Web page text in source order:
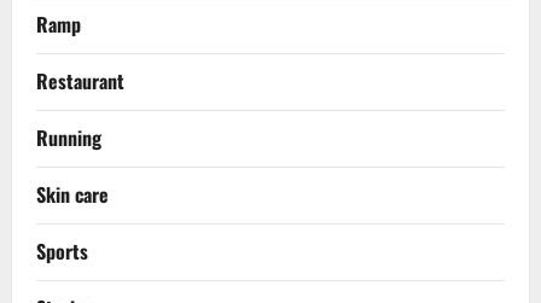
Ramp
Restaurant
Running
Skin care
Sports